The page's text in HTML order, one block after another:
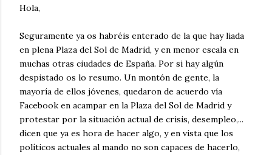
Hola,
Seguramente ya os habréis enterado de la que hay liada
en plena Plaza del Sol de Madrid, y en menor escala en
muchas otras ciudades de España. Por si hay algún
despistado os lo resumo. Un montón de gente, la
mayoría de ellos jóvenes, quedaron de acuerdo vía
Facebook en acampar en la Plaza del Sol de Madrid y
protestar por la situación actual de crisis, desempleo,...
dicen que ya es hora de hacer algo, y en vista que los
políticos actuales al mando no son capaces de hacerlo,